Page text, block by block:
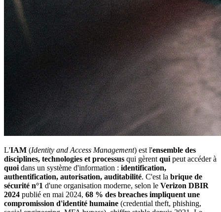
L'IAM (Identity and Access Management) est l'ensemble des
disciplines, technologies et processus qui gèrent qui peut accéder à
quoi dans un système d'information : identification,
authentification, autorisation, auditabilité. C'est la brique de
sécurité n°1 d'une organisation moderne, selon le Verizon DBIR
2024 publié en mai 2024, 68 % des breaches impliquent une
compromission d'identité humaine (credential theft, phishing,